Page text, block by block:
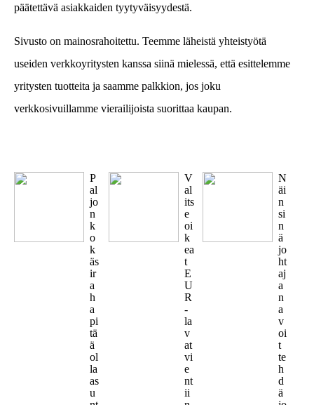
päätettävä asiakkaiden tyytyväisyydestä.
Sivusto on mainosrahoitettu. Teemme läheistä yhteistyötä
useiden verkkoyritysten kanssa siinä mielessä, että esittelemme
yritysten tuotteita ja saamme palkkion, jos joku
verkkosivuillamme vierailijoista suorittaa kaupan.
P
al
jo
n
k
o
k
äs
ir
a
h
a
pi
tä
ä
ol
la
as
u
V
al
its
e
oi
k
ea
t
E
U
R
-
la
v
at
vi
e
nt
ii
N
äi
n
si
n
ä
jo
ht
aj
a
n
a
v
oi
t
te
h
d
ä